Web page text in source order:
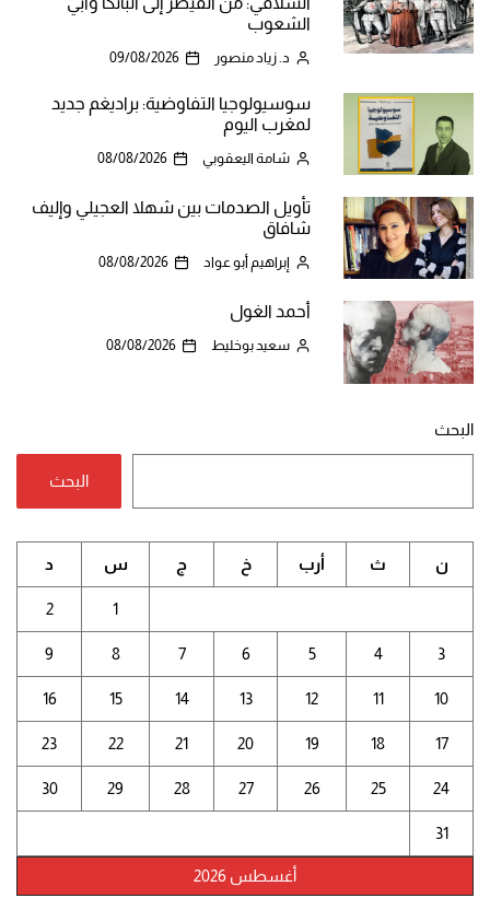
الشعوب
د. زياد منصور 09/08/2026
سوسيولوجيا التفاوضية: براديغم جديد
لمغرب اليوم
شامة اليعقوبي 08/08/2026
تأويل الصدمات بين شهلا العجيلي وإليف
شافاق
إبراهيم أبو عواد 08/08/2026
أحمد الغول
سعيد بوخليط 08/08/2026
البحث
البحث
أغسطس 2026
ن ث أرب خ ج س د
1
2
3
4
5
6
7
8
9
10
11
12
13
14
15
16
17
18
19
20
21
22
23
24
25
26
27
28
29
30
31